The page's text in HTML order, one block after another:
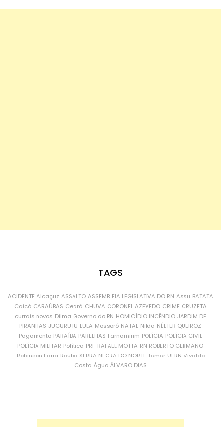
TAGS
ACIDENTE Alcaçuz ASSALTO ASSEMBLEIA LEGISLATIVA DO RN Assu BATATA
Caicó CARAÚBAS Ceará CHUVA CORONEL AZEVEDO CRIME CRUZETA
currais novos Dilma Governo do RN HOMICÍDIO INCÊNDIO JARDIM DE
PIRANHAS JUCURUTU LULA Mossoró NATAL Nilda NÉLTER QUEIROZ
Pagamento PARAÍBA PARELHAS Parnamirim POLÍCIA POLÍCIA CIVIL
POLÍCIA MILITAR Política PRF RAFAEL MOTTA RN ROBERTO GERMANO
Robinson Faria Roubo SERRA NEGRA DO NORTE Temer UFRN Vivaldo
Costa Água ÁLVARO DIAS